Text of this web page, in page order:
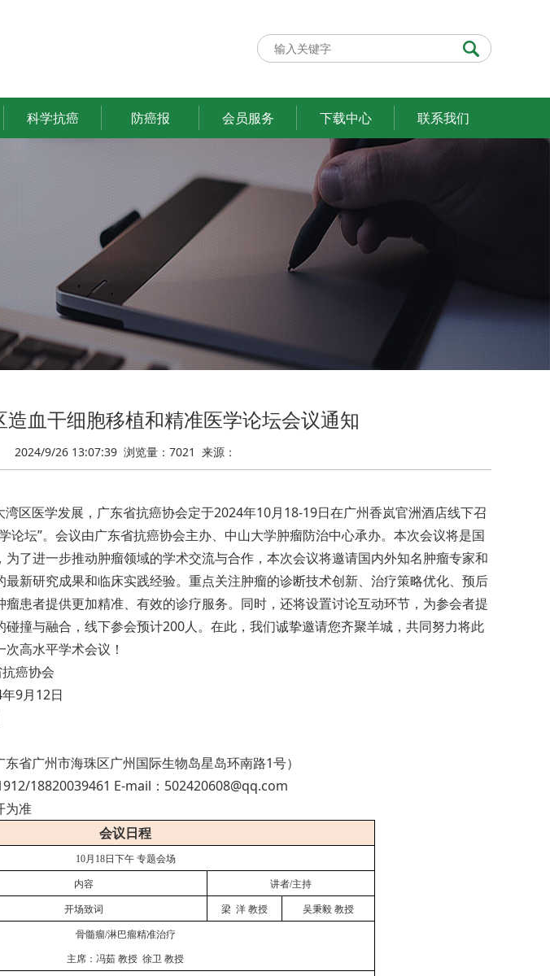
科学抗癌 防癌报 会员服务 下载中心 联系我们
造血干细胞移植和精准医学论坛会议通知
2024/9/26 13:07:39 浏览量： 7021 来源：
湾区医学发展，广东省抗癌协会定于2024年10月18-19日在广州香岚官洲酒店线下召
论坛”。会议由广东省抗癌协会主办、中山大学肿瘤防治中心承办。 本次会议将是国
了进一步推动肿瘤领域的学术交流与合作，本次会议将邀请国内外知名肿瘤专家和
新研究成果和临床实践经验。重点关注肿瘤的诊断技术创新、治疗策略优化、预后
患者提供更加精准、有效的诊疗服务。同时，还将设置讨论互动环节，为参会者提
撞与融合，线下参会预计200人。在此，我们诚挚邀请您齐聚羊城，共同努力将此
高水平学术会议！
癌协会
9月12日
省广州市海珠区广州国际生物岛星岛环南路1号）
18820039461 E-mail：502420608@qq.com
为准
会议日程
10月18日下午 专题会场
内容 讲者/主持
开场致词 梁 洋 教授 吴秉毅 教授
骨髓瘤/淋巴瘤精准治疗
主席：冯茹 教授 徐卫 教授